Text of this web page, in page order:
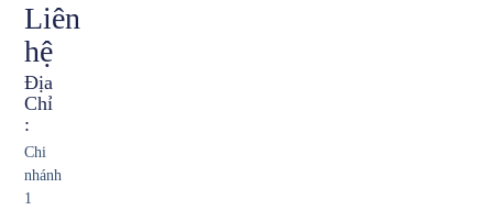
Liên
hệ
Địa
Chỉ
:
Chi
nhánh
1